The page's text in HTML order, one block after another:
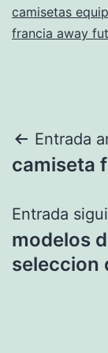
camisetas
francia away
de
Entrada
camiseta
Entrada
modelos
seleccion